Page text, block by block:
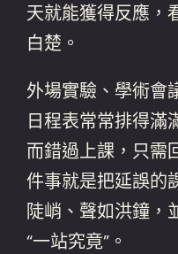
天就能獲得反應，
白楚。
外場實驗、學術會
日程表常常排得滿
而錯過上課，只需
件事就是把延誤的
陡峭、聲如洪鐘，
“一站究竟”。